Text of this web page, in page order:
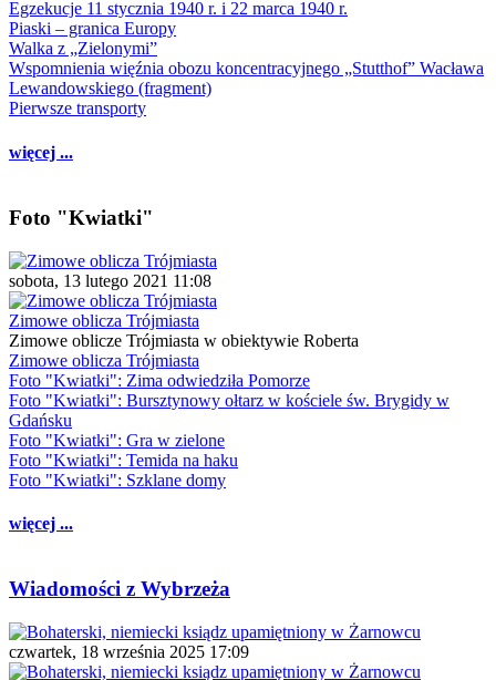
Egzekucje 11 stycznia 1940 r. i 22 marca 1940 r.
Piaski – granica Europy
Walka z „Zielonymi”
Wspomnienia więźnia obozu koncentracyjnego „Stutthof” Wacława
Lewandowskiego (fragment)
Pierwsze transporty
więcej ...
Foto "Kwiatki"
sobota, 13 lutego 2021 11:08
Zimowe oblicza Trójmiasta
Zimowe oblicze Trójmiasta w obiektywie Roberta
Zimowe oblicza Trójmiasta
Foto "Kwiatki": Zima odwiedziła Pomorze
Foto "Kwiatki": Bursztynowy ołtarz w kościele św. Brygidy w
Gdańsku
Foto "Kwiatki": Gra w zielone
Foto "Kwiatki": Temida na haku
Foto "Kwiatki": Szklane domy
więcej ...
Wiadomości z Wybrzeża
czwartek, 18 września 2025 17:09